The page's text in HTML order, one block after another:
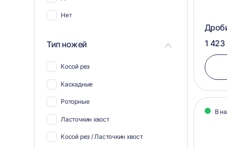
Нет
Тип ножей
Косой рез
Каскадные
Роторные
Ласточкин хвост
Косой рез / Ласточкин хвост
1
В